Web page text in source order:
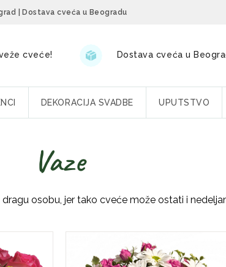
| Dostava cveća u Beogradu
cveće! Dostava cveća u
DEKORACIJA SVADBE UPUTSTVO
Vaze
osobu, jer tako cveće može ostati i